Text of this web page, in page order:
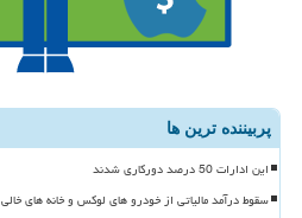
پربیننده ترین ها
این ادارات 50 درصد دورکاری شدند
سقوط درآمد مالیاتی از خودرو های لوکس و خانه های خالی